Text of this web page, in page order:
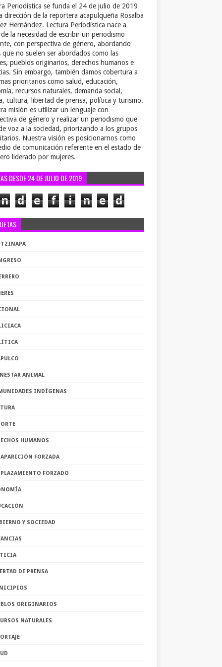
Periodística se funda el 24 de julio de 2019
dirección de la reportera acapulqueña Rosalba
Hernández. Lectura Periodística nace a
la necesidad de escribir un periodismo
con perspectiva de género, abordando
que no suelen ser abordados como las
pueblos originarios, derechos humanos e
Sin embargo, también damos cobertura a
prioritarios como salud, educación,
recursos naturales, demanda social,
cultura, libertad de prensa, política y turismo.
misión es utilizar un lenguaje con
de género y realizar un periodismo que
voz a la sociedad, priorizando a los grupos
Nuestra visión es posicionarnos como
de comunicación referente en el estado de
liderado por mujeres.
DESDE 24 DE JULIO DE 2019
n d e f i n e d
ANIMAL
INDÍGENAS
HUMANOS
FORZADA
FORZADO
Y SOCIEDAD
DE PRENSA
ORIGINARIOS
NATURALES